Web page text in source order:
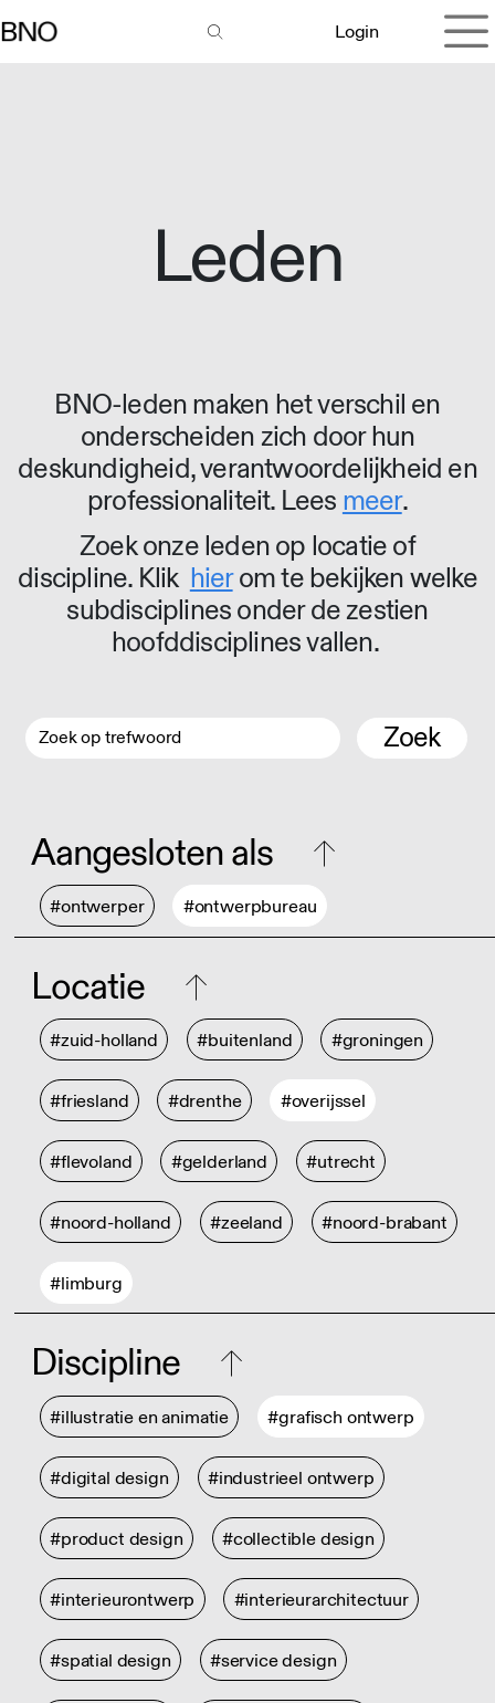
Login
Leden
BNO-leden maken het verschil en
onderscheiden zich door hun
deskundigheid, verantwoordelijkheid en
professionaliteit. Lees meer.
Zoek onze leden op locatie of
discipline. Klik hierom te bekijken welke
subdisciplines onder de zestien
hoofddisciplines vallen.
Zoek
Aangesloten als
#ontwerper #ontwerpbureau
Locatie
#zuid-holland #buitenland #groningen
#friesland #drenthe #overijssel
#flevoland #gelderland #utrecht
#noord-holland #zeeland #noord-brabant
#limburg
Discipline
#illustratie en animatie #grafisch ontwerp
#digital design #industrieel ontwerp
#product design #collectible design
#interieurontwerp #interieurarchitectuur
#spatial design #service design